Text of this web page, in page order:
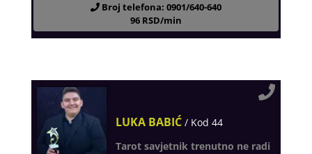
Broj telefona: 0901/640-640
96 RSD/min
LUKA BABIĆ / Kod 44
Tarot savjetnik trenutno ne radi